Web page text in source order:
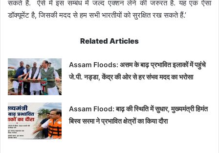
सकते हैं. ऐसे में इस सम्बंध में जल्द एक्शन लेने की जरुरत है. यह एक ऐसा
डॉक्यूमेंट है, जिसकी मदद से हम सभी भारतीयों को सुरक्षित रख सकते हैं.’
Related Articles
Assam Floods: असम के बाढ़ प्रभावित इलाकों में पहुंचे
जे.पी. नड्डा, केंद्र की ओर से हर संभव मदद का भरोसा
Assam Flood: बाढ़ की स्थिति में सुधार, मुख्यमंत्री हिमंत
बिस्व सरमा ने प्रभावित क्षेत्रों का किया दौरा